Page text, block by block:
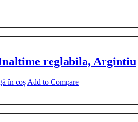
reglabila, Argintiu
în coș Add to Compare